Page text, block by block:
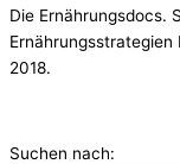
Die Ernährungsdocs.
Ernährungsstrategien
2018.
Suchen nach: